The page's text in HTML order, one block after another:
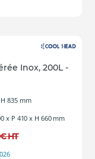
Inox, 200L -
835 mm
x P 410 x H 660 mm
€HT